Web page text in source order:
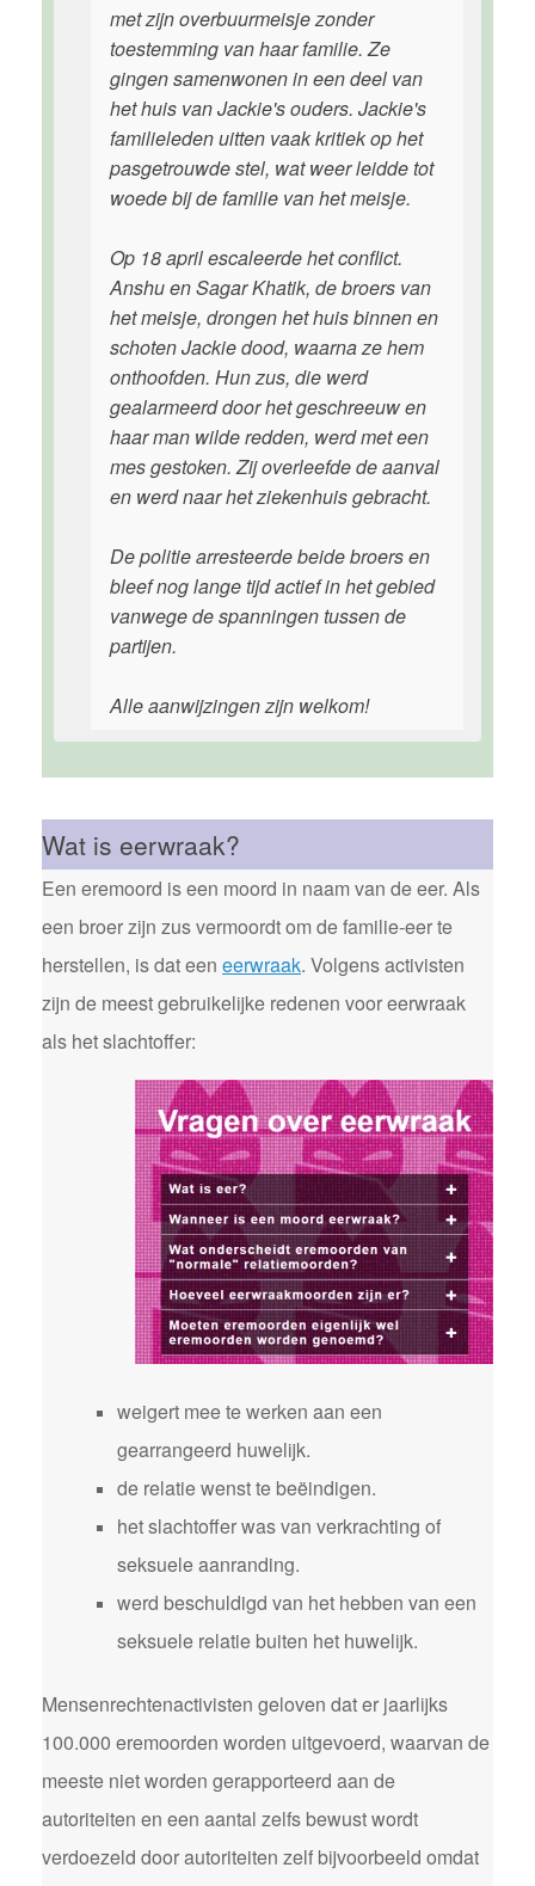
met zijn overbuurmeisje zonder
toestemming van haar familie. Ze
gingen samenwonen in een deel van
het huis van Jackie's ouders. Jackie's
familieleden uitten vaak kritiek op het
pasgetrouwde stel, wat weer leidde tot
woede bij de familie van het meisje.
Op 18 april escaleerde het conflict.
Anshu en Sagar Khatik, de broers van
het meisje, drongen het huis binnen en
schoten Jackie dood, waarna ze hem
onthoofden. Hun zus, die werd
gealarmeerd door het geschreeuw en
haar man wilde redden, werd met een
mes gestoken. Zij overleefde de aanval
en werd naar het ziekenhuis gebracht.
De politie arresteerde beide broers en
bleef nog lange tijd actief in het gebied
vanwege de spanningen tussen de
partijen.
Alle aanwijzingen zijn welkom!
Wat is eerwraak?
Een eremoord is een moord in naam van de eer. Als
een broer zijn zus vermoordt om de familie-eer te
herstellen, is dat een eerwraak. Volgens activisten
zijn de meest gebruikelijke redenen voor eerwraak
als het slachtoffer:
weigert mee te werken aan een
gearrangeerd huwelijk.
de relatie wenst te beëindigen.
het slachtoffer was van verkrachting of
seksuele aanranding.
werd beschuldigd van het hebben van een
seksuele relatie buiten het huwelijk.
Mensenrechtenactivisten geloven dat er jaarlijks
100.000 eremoorden worden uitgevoerd, waarvan de
meeste niet worden gerapporteerd aan de
autoriteiten en een aantal zelfs bewust wordt
verdoezeld door autoriteiten zelf bijvoorbeeld omdat